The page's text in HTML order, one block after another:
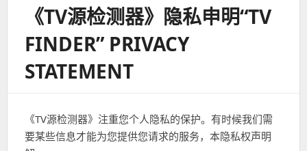
《TV源检测器》隐私申明“TV
FINDER” PRIVACY
STATEMENT
《TV源检测器》注重您个人隐私的保护。有时候我们需
要某些信息才能为您提供您请求的服务，本隐私权声明